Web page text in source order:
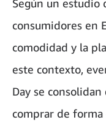
Según un estudio
consumidores en
comodidad y la
este contexto,
Day se
comprar de